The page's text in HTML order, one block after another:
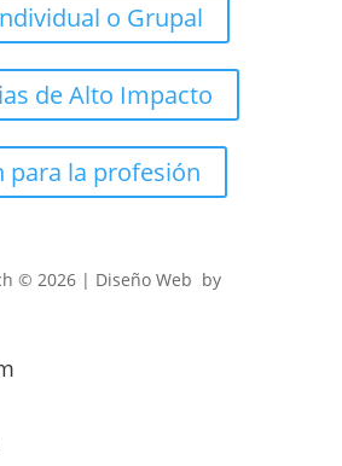
o Grupal
de Alto Impacto
para la profesión
© 2026 | Diseño Web by